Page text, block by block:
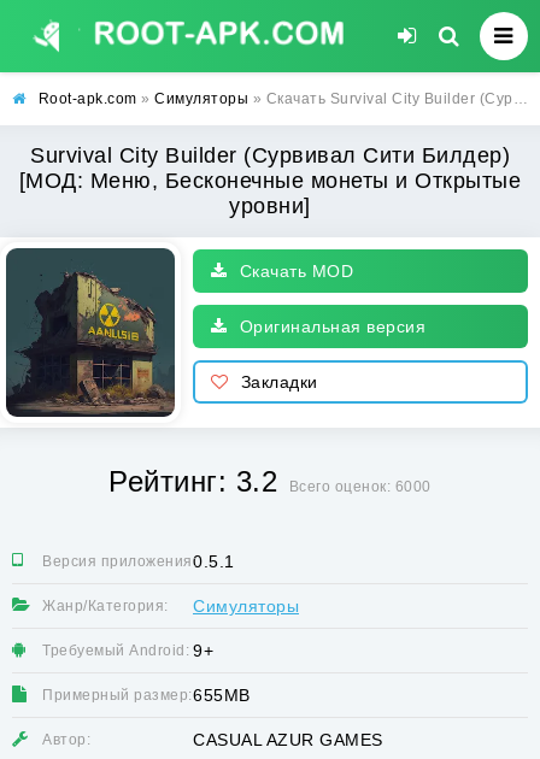
Root-apk.com » Симуляторы » Скачать Survival City Builder (Сурвивал Сити Билдер) [МОД: Меню, Бесконечные монеты и Открытые уровни] | Взлом Survival City Builder на Андроид
Survival City Builder (Сурвивал Сити Билдер)
[МОД: Меню, Бесконечные монеты и Открытые
уровни]
Скачать MOD
Оригинальная версия
Закладки
Рейтинг: 3.2 Всего оценок: 6000
Версия приложения:0.5.1
Жанр/Категория: Симуляторы
Требуемый Android: 9+
Примерный размер:655MB
Автор: CASUAL AZUR GAMES